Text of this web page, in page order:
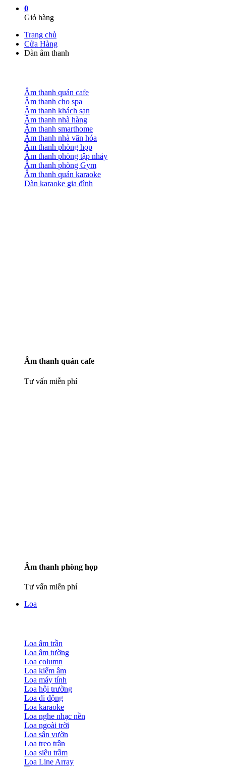
0
Giỏ hàng
Trang chủ
Cửa Hàng
Dàn âm thanh
Âm thanh quán cafe
Âm thanh cho spa
Âm thanh khách sạn
Âm thanh nhà hàng
Âm thanh smarthome
Âm thanh nhà văn hóa
Âm thanh phòng họp
Âm thanh phòng tập nhảy
Âm thanh phòng Gym
Âm thanh quán karaoke
Dàn karaoke gia đình
Âm thanh quán cafe
Tư vấn miễn phí
Âm thanh phòng họp
Tư vấn miễn phí
Loa
Loa âm trần
Loa âm tường
Loa column
Loa kiểm âm
Loa máy tính
Loa hội trường
Loa di động
Loa karaoke
Loa nghe nhạc nền
Loa ngoài trời
Loa sân vườn
Loa treo trần
Loa siêu trầm
Loa Line Array